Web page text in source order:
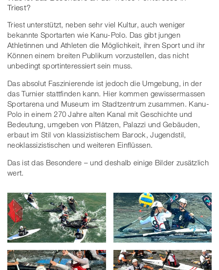
Triest?
Triest unterstützt, neben sehr viel Kultur, auch weniger
bekannte Sportarten wie Kanu-Polo. Das gibt jungen
Athletinnen und Athleten die Möglichkeit, ihren Sport und ihr
Können einem breiten Publikum vorzustellen, das nicht
unbedingt sportinteressiert sein muss.
Das absolut Faszinierende ist jedoch die Umgebung, in der
das Turnier stattfinden kann. Hier kommen gewissermassen
Sportarena und Museum im Stadtzentrum zusammen. Kanu-
Polo in einem 270 Jahre alten Kanal mit Geschichte und
Bedeutung, umgeben von Plätzen, Palazzi und Gebäuden,
erbaut im Stil von klassizistischem Barock, Jugendstil,
neoklassizistischen und weiteren Einflüssen.
Das ist das Besondere – und deshalb einige Bilder zusätzlich
wert.